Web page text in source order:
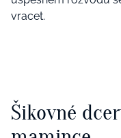
vracet.
Šikovné